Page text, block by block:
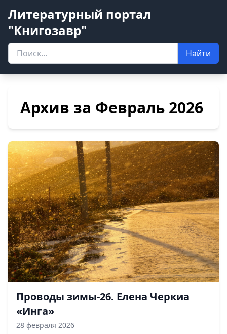
Литературный портал
"Книгозавр"
Найти
Архив за Февраль 2026
Проводы зимы-26. Елена Черкиа
«Инга»
28 февраля 2026